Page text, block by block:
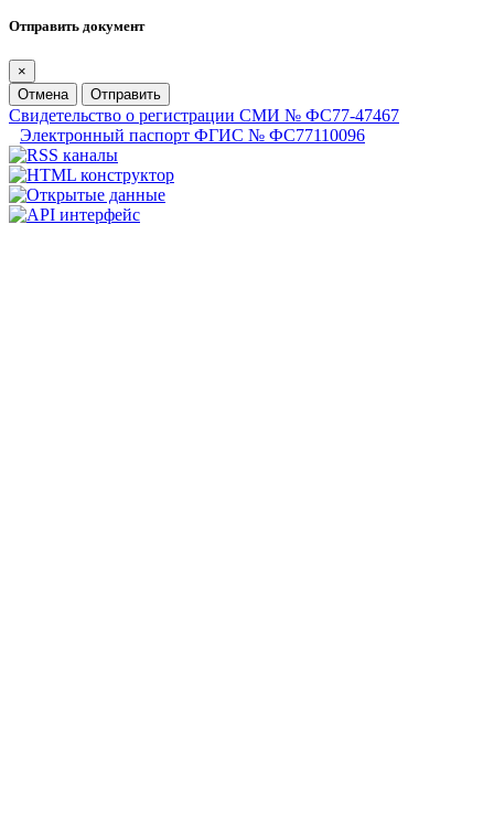
Отправить документ
×
Отмена
Отправить
Свидетельство о регистрации СМИ № ФС77-47467
Электронный паспорт ФГИС № ФС77110096